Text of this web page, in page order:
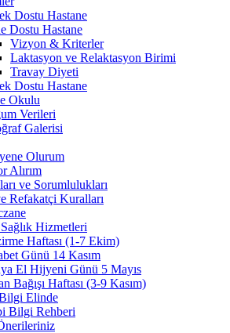
Dostu Hastane
Dostu Hastane
Vizyon & Kriterler
Laktasyon ve Relaktasyon Birimi
Travay Diyeti
Dostu Hastane
Okulu
Verileri
Galerisi
Olurum
Alırım
ve Sorumlulukları
Refakatçi Kuralları
Hizmetleri
Haftası (1-7 Ekim)
Günü 14 Kasım
El Hijyeni Günü 5 Mayıs
Bağışı Haftası (3-9 Kasım)
Elinde
Bilgi Rehberi